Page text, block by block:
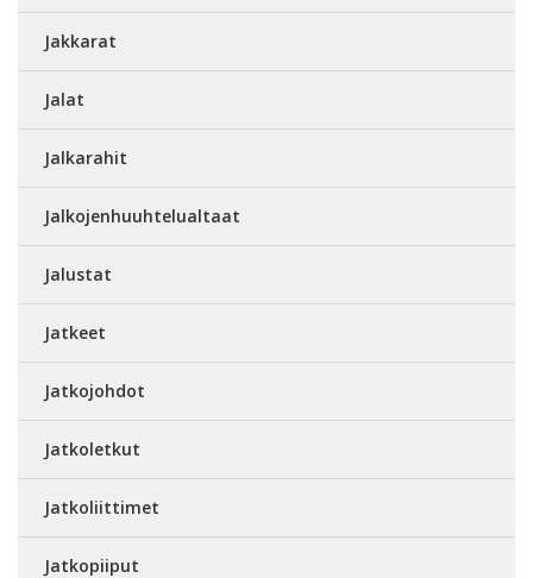
Jakkarat
Jalat
Jalkarahit
Jalkojenhuuhtelualtaat
Jalustat
Jatkeet
Jatkojohdot
Jatkoletkut
Jatkoliittimet
Jatkopiiput